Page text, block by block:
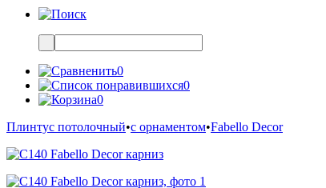
0
0
0
Плинтус потолочный•с орнаментом•Fabello Decor